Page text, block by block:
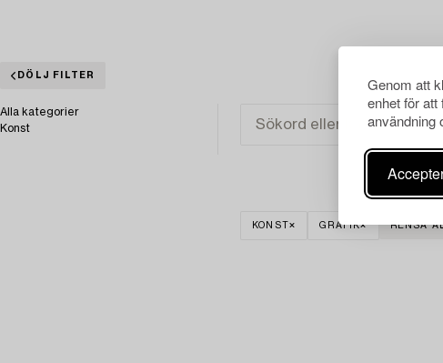
Genom att
enhet för att
användning
DÖLJ FILTER
Alla kategorier
Konst
KONST GRAFIK RENSA